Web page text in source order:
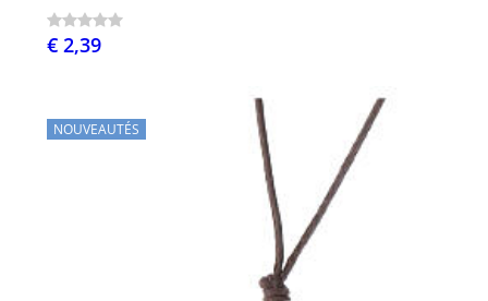
€ 2,39
NOUVEAUTÉS